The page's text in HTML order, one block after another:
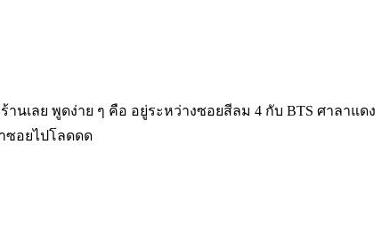
นเลย พูดง่าย ๆ คือ อยู่ระหว่างซอยสีลม 4 กับ BTS ศาลาแดง
ซอยไปโลดดด